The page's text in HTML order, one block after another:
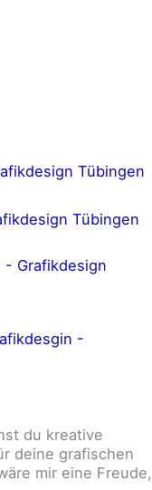
du kreative
deine grafischen
mir eine Freude,